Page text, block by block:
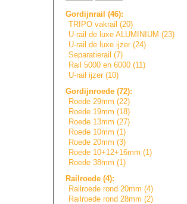
Gordijnrail (46):
TRIPO vakrail (20)
U-rail de luxe ALUMINIUM (23)
U-rail de luxe ijzer (24)
Separatierail (7)
Rail 5000 en 6000 (11)
U-rail ijzer (10)
Gordijnroede (72):
Roede 29mm (22)
Roede 19mm (18)
Roede 13mm (27)
Roede 10mm (1)
Roede 20mm (3)
Roede 10+12+16mm (1)
Roede 38mm (1)
Railroede (4):
Railroede rond 20mm (4)
Railroede rond 28mm (2)